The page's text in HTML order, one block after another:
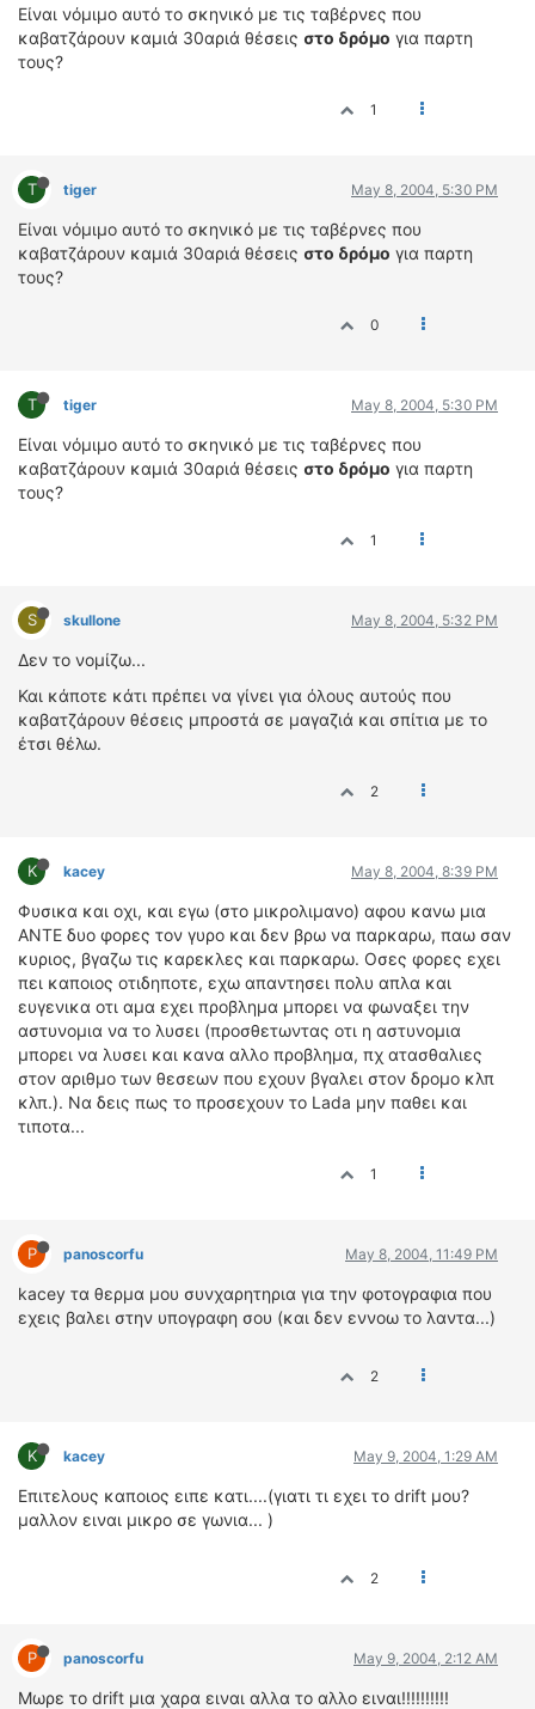
Είναι νόμιμο αυτό το σκηνικό με τις ταβέρνες που
καβατζάρουν καμιά 30αριά θέσεις στο δρόμο για παρτη
τους?
1
T tiger May 8, 2004, 5:30 PM
Είναι νόμιμο αυτό το σκηνικό με τις ταβέρνες που
καβατζάρουν καμιά 30αριά θέσεις στο δρόμο για παρτη
τους?
0
T tiger May 8, 2004, 5:30 PM
Είναι νόμιμο αυτό το σκηνικό με τις ταβέρνες που
καβατζάρουν καμιά 30αριά θέσεις στο δρόμο για παρτη
τους?
1
S skullone May 8, 2004, 5:32 PM
Δεν το νομίζω...
Και κάποτε κάτι πρέπει να γίνει για όλους αυτούς που
καβατζάρουν θέσεις μπροστά σε μαγαζιά και σπίτια με το
έτσι θέλω.
2
K kacey May 8, 2004, 8:39 PM
Φυσικα και οχι, και εγω (στο μικρολιμανο) αφου κανω μια
ΑΝΤΕ δυο φορες τον γυρο και δεν βρω να παρκαρω, παω σαν
κυριος, βγαζω τις καρεκλες και παρκαρω. Οσες φορες εχει
πει καποιος οτιδηποτε, εχω απαντησει πολυ απλα και
ευγενικα οτι αμα εχει προβλημα μπορει να φωναξει την
αστυνομια να το λυσει (προσθετωντας οτι η αστυνομια
μπορει να λυσει και κανα αλλο προβλημα, πχ ατασθαλιες
στον αριθμο των θεσεων που εχουν βγαλει στον δρομο κλπ
κλπ.). Να δεις πως το προσεχουν το Lada μην παθει και
τιποτα...
1
P panoscorfu May 8, 2004, 11:49 PM
kacey τα θερμα μου συνχαρητηρια για την φοτογραφια που
εχεις βαλει στην υπογραφη σου (και δεν εννοω το λαντα...)
2
K kacey May 9, 2004, 1:29 AM
Επιτελους καποιος ειπε κατι....(γιατι τι εχει το drift μου?
μαλλον ειναι μικρο σε γωνια... )
2
P panoscorfu May 9, 2004, 2:12 AM
Μωρε το drift μια χαρα ειναι αλλα το αλλο ειναι!!!!!!!!!!
ΟΔΟΙΠΟΡΙΚΑ
VIDEO
CANDID CAMERA
ΤΕΧΝΟΛΟΓΙΑ
ΕΙΔΗΣΕΙΣ – ΠΑΡΟΥΣΙΑΣΕΙΣ
ΕΙΔΗΣΕΙΣ
ΑΓΩΝΕΣ
FORMULA 1
4T CLASSIC
ΜΟΝΤΕΛΑ
ΑΓΟΡΑ
ΠΩΛΗΣΕΙΣ
ΠΡΟΣΦΟΡΕΣ
ΜΕΤΑΧΕΙΡΙΣΜΕΝΑ
2ΤΡΟΧΟΙ
ΟΔΗΓΟΥΜΕ
ΕΠΙΚΑΙΡΟΤΗΤΑ